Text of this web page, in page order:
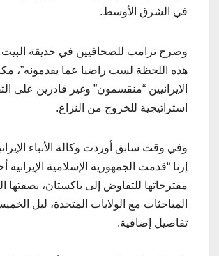
في الشرق الأوسط.
وصرح ترامب للصحافيين في حديقة البيت
هذه اللحظة لست راضيا عما يقدمونه”،
الايرانيين “منقسمون” وغير قادرين على
استراتيجية للخروج من النزاع.
وفي وقت سابق أوردت وكالة الأنباء
إرنا “قدمت الجمهورية الإسلامية الإيرانية
مقترحاتها للتفاوض إلى باكستان،
المباحثات مع الولايات المتحدة، ليل
تفاصيل إضافية.